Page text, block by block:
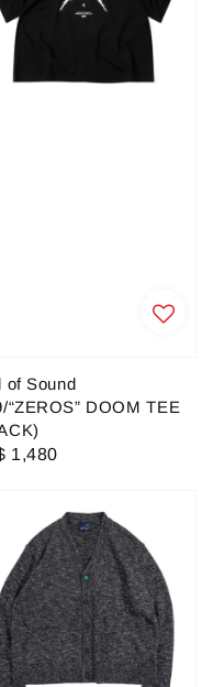
of Sound
“ZEROS” DOOM TEE
1,480